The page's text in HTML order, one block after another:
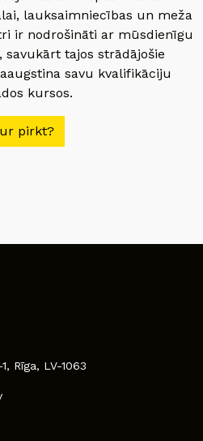
lauksaimniecības un meža
ir nodrošināti ar mūsdienīgu
tajos strādājošie
savu kvalifikāciju
kursos.
pirkt?
Rīga, LV-1063